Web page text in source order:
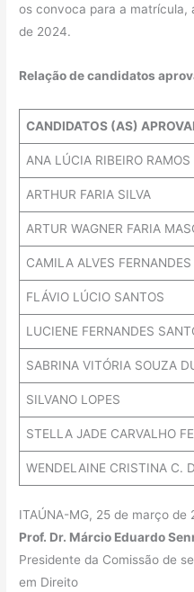
os convoca para a matrícula,
de 2024.
Relação de candidatos
CANDIDATOS (AS)
ANA LÚCIA RIBEIRO RAMOS
ARTHUR FARIA SILVA
ARTUR WAGNER FARIA
CAMILA ALVES FERNANDES
FLÁVIO LÚCIO SANTOS
LUCIENE FERNANDES
SABRINA VITÓRIA SOUZA
SILVANO LOPES
STELLA JADE CARVALHO
WENDELAINE CRISTINA C.
ITAÚNA-MG, 25 de março de
Prof. Dr. Márcio Eduardo
Presidente da Comissão de
em Direito